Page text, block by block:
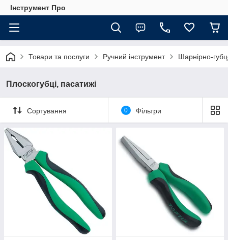
Інструмент Про
Товари та послуги Ручний інструмент Шарнірно-
Плоскогубці, пасатижі
Сортування 0 Фільтри